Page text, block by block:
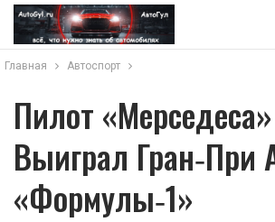
Главная Автоспорт
Пилот
Выиграл Гран‑при
«Формулы‑1»